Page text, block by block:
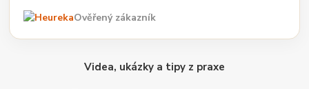
Ověřený zákazník
Videa, ukázky a tipy z praxe